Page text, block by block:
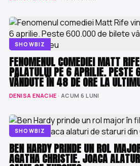
SHOWBIZ
FENOMENUL COMEDIEI MATT
PALATULUI PE 6 APRILIE.
VÂNDUTE ÎN 48 DE ORE LA
DENISA ENACHE · ACUM 6 LUNI
SHOWBIZ
BEN HARDY PRINDE UN ROL
AGATHA CHRISTIE. JOACA